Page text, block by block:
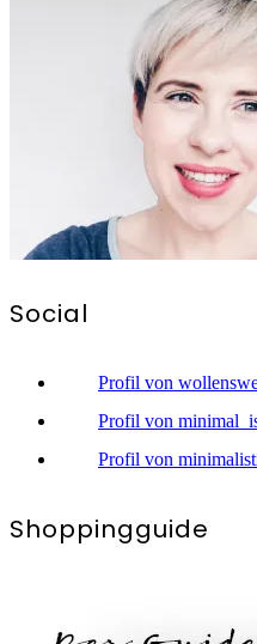
Social
Profil von
Profil von
Profil von
Shoppingguide